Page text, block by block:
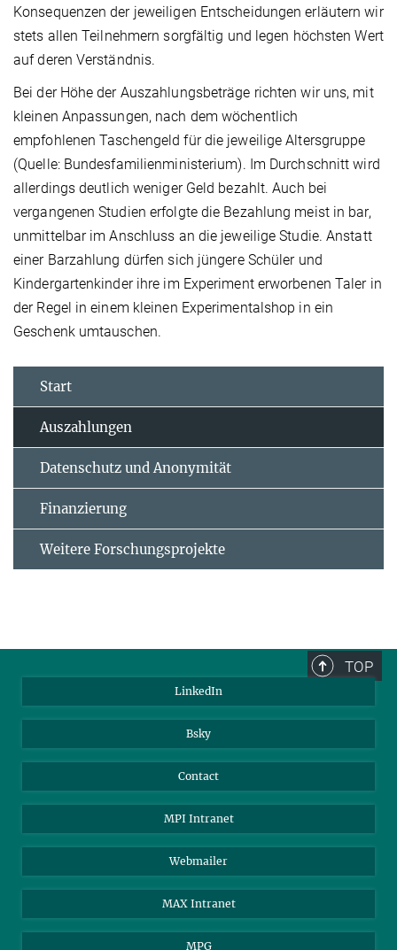
Konsequenzen der jeweiligen Entscheidungen erläutern wir
stets allen Teilnehmern sorgfältig und legen höchsten Wert
auf deren Verständnis.
Bei der Höhe der Auszahlungsbeträge richten wir uns, mit
kleinen Anpassungen, nach dem wöchentlich
empfohlenen Taschengeld für die jeweilige Altersgruppe
(Quelle: Bundesfamilienministerium). Im Durchschnitt wird
allerdings deutlich weniger Geld bezahlt. Auch bei
vergangenen Studien erfolgte die Bezahlung meist in bar,
unmittelbar im Anschluss an die jeweilige Studie. Anstatt
einer Barzahlung dürfen sich jüngere Schüler und
Kindergartenkinder ihre im Experiment erworbenen Taler in
der Regel in einem kleinen Experimentalshop in ein
Geschenk umtauschen.
Start
Auszahlungen
Datenschutz und Anonymität
Finanzierung
Weitere Forschungsprojekte
TOP
LinkedIn
Bsky
Contact
MPI Intranet
Webmailer
MAX Intranet
MPG